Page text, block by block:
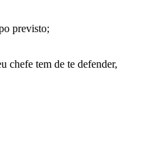
previsto;
chefe tem de te defender,